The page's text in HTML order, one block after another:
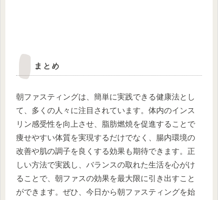
まとめ
朝ファスティングは、簡単に実践できる健康法とし
て、多くの人々に注目されています。体内のインス
リン感受性を向上させ、脂肪燃焼を促進することで
痩せやすい体質を実現するだけでなく、腸内環境の
改善や肌の調子を良くする効果も期待できます。正
しい方法で実践し、バランスの取れた生活を心がけ
ることで、朝ファスの効果を最大限に引き出すこと
ができます。ぜひ、今日から朝ファスティングを始